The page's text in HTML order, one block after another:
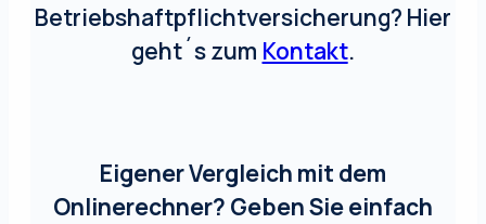
Betriebshaftpflichtversicherung? Hier
geht´s zum Kontakt.
Eigener Vergleich mit dem
Onlinerechner? Geben Sie einfach